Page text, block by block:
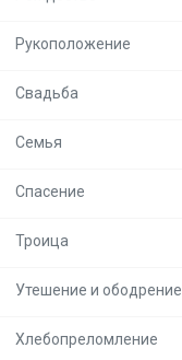
Рукоположение
Свадьба
Семья
Спасение
Троица
Утешение и ободрение
Хлебопреломление